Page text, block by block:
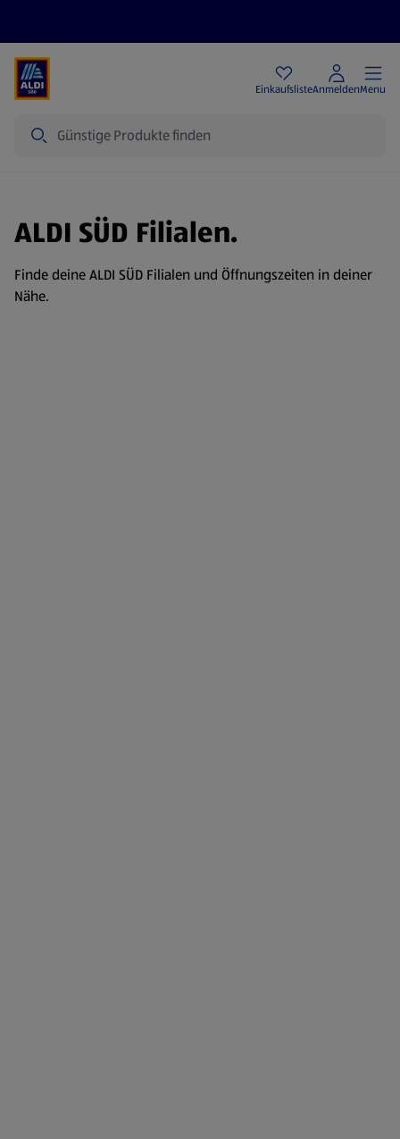
EinkaufslisteAnmeldenMenu
ALDI SÜD Filialen.
Finde deine ALDI SÜD Filialen und Öffnungszeiten in deiner
Nähe.